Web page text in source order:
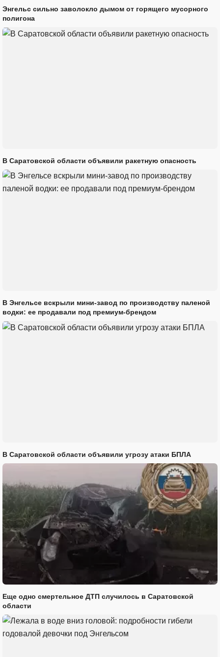
Энгельс сильно заволокло дымом от горящего мусорного
полигона
В Саратовской области объявили ракетную опасность
В Энгельсе вскрыли мини-завод по производству паленой
водки: ее продавали под премиум-брендом
В Саратовской области объявили угрозу атаки БПЛА
Еще одно смертельное ДТП случилось в Саратовской
области